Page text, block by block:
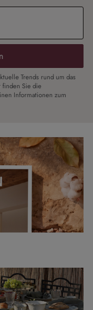
Trends rund um das
Sie die
Informationen zum